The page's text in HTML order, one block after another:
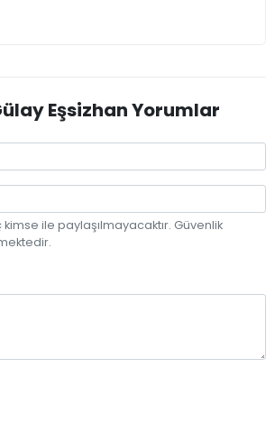
Eşsizhan Yorumlar
ile paylaşılmayacaktır. Güvenlik